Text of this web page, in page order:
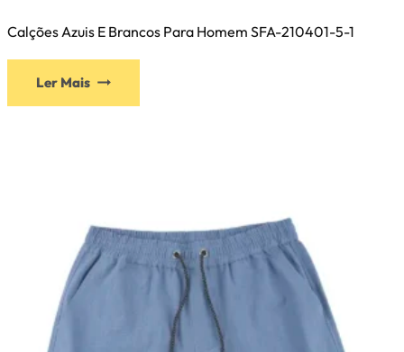
Calções Azuis E Brancos Para Homem SFA-210401-5-1
Ler Mais
podem
ser
selecionadas
página